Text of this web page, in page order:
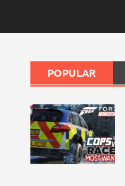
POPULAR